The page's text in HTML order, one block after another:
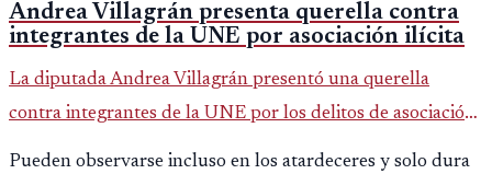
Andrea Villagrán presenta querella contra
integrantes de la UNE por asociación ilícita
La diputada Andrea Villagrán presentó una querella
contra integrantes de la UNE por los delitos de asociación
ilícita, terrorismo y sedición.
Pueden observarse incluso en los atardeceres y solo dura